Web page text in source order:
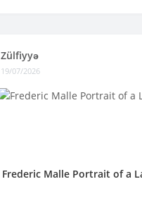
Zülfiyyə
19/07/2026
Frederic Malle Portrait of a